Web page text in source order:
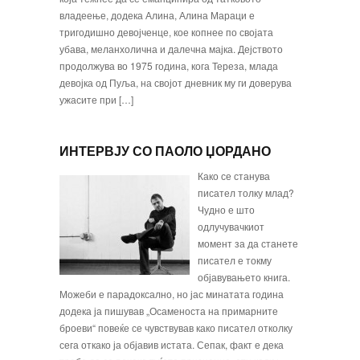
владеење, додека Алина, Алина Мараци е
тригодишно девојченце, кое копнее по својата
убава, меланхолич­на и далечна мајка. Дејството
продолжува во 1975 година, кога Тереза, млада
девојка од Пуља, на својот дневник му ги доверува
ужасите при […]
ИНТЕРВЈУ СО ПАОЛО ЏОРДАНО
Како се станува
писател толку млад?
Чудно е што
одлучувачкиот
момент за да станете
писател е токму
објавувањето книга.
Можеби е парадоксално, но јас ми­натата година
додека ја пишував „Осаменоста на примарните
броеви“ повеќе се чувствував како писател отколку
сега от­како ја објавив истата. Сепак, факт е дека